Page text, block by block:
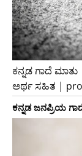
ಕನ್ನಡ ಗಾದೆ
ಅರ್ಥ ಸಹಿತ |
ಕನ್ನಡ ಜನಪ್ರಿಯ